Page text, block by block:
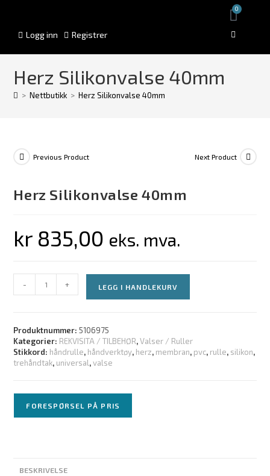
Logg inn Registrer
0
Herz Silikonvalse 40mm
> Nettbutikk > Herz Silikonvalse 40mm
Previous Product Next Product
Herz Silikonvalse 40mm
kr 835,00 eks. mva.
- + LEGG I HANDLEKURV
Produktnummer:5106975
Kategorier: REKVISITA / TILBEHØR,Valser / Ruller
Stikkord: håndrulle, håndverktøy, herz, membran, pvc, rulle, silikon,
trehåndtak, universal,valse
FORESPØRSEL PÅ PRIS
BESKRIVELSE